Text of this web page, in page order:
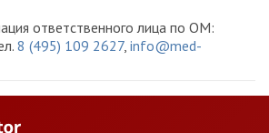
ответственного лица по ОМ:
8 (495) 109 2627, info@med-